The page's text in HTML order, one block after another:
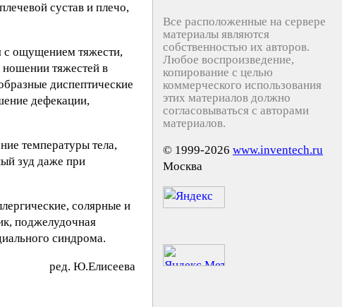
сустав и плечо,
с ощущением тяжести,
ношении тяжестей в
диспептические
дефекации,
температуры тела,
зуд даже при
солярные и
поджелудочная
синдрома.
peд. Ю.Eлиceeвa
Все расположенные на сервере
материалы являются
собственностью их авторов.
Любое воспроизведение,
копирование с целью
коммерческого использования
этих материалов должно
согласовываться с авторами
материалов.
© 1999-2026 www.inventech.ru
Москва